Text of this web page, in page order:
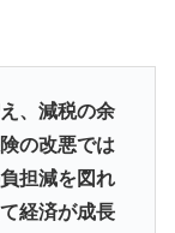
、減税の余
の改悪では
担減を図れ
経済が成長